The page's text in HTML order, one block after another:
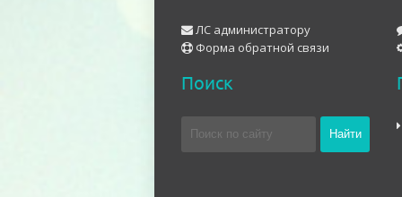
ЛС администратору
Форма обратной связи
Поиск